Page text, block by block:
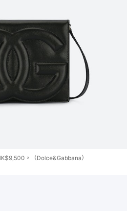
。（Dolce&Gabbana）